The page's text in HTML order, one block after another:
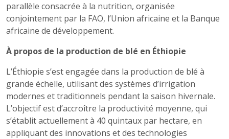
parallèle consacrée à la nutrition, organisée
conjointement par la FAO, l’Union africaine et la Banque
africaine de développement.
À propos de la production de blé en Éthiopie
L’Éthiopie s’est engagée dans la production de blé à
grande échelle, utilisant des systèmes d’irrigation
modernes et traditionnels pendant la saison hivernale.
L’objectif est d’accroître la productivité moyenne, qui
s’établit actuellement à 40 quintaux par hectare, en
appliquant des innovations et des technologies